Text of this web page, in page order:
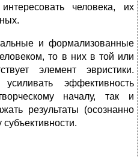
человека, их
и формализованные
то в них в той или
элемент эвристики.
эффективность
началу, так и
результаты (осознанно